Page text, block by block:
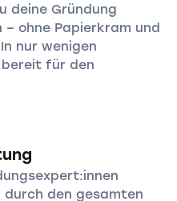
deine Gründung
ohne Papierkram und
nur wenigen
für den
den gesamten